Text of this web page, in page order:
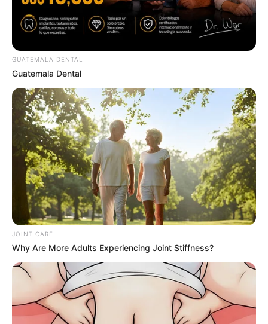
ดูดวง
ดูเพิ่มเติม
ดูดวง
เบอร์โทร คน Keep look เป๊ะทุกมุมดูดี
ทุกองศา คุณล่ะมีเลขคู่นี้ไหม
GUATEMALA DENTAL
Guatemala Dental
JOINT CARE
Why Are More Adults Experiencing Joint Stiffness?